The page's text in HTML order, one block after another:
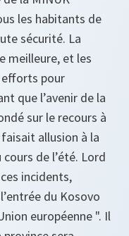
les habitants de
sécurité. La
meilleure, et les
pour
que l’avenir de la
sur le recours à
allusion à la
de l’été. Lord
incidents,
du Kosovo
européenne ". Il